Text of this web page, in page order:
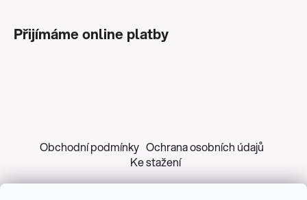
Přijímáme online platby
Obchodní podmínky Ochrana osobních údajů
Ke stažení